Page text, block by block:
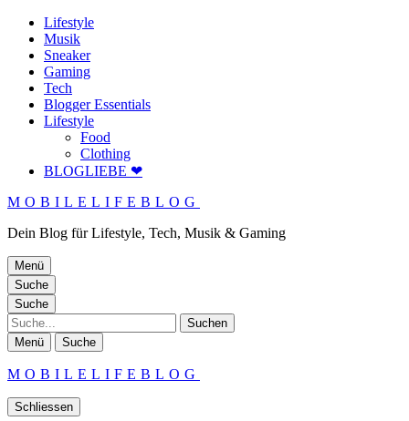
Lifestyle
Musik
Sneaker
Gaming
Tech
Blogger Essentials
Lifestyle
Food
Clothing
BLOGLIEBE ❤
MOBILELIFEBLOG
Dein Blog für Lifestyle, Tech, Musik & Gaming
Menü
Suche
Suche
Suche
Menü Suche
MOBILELIFEBLOG
Schliessen